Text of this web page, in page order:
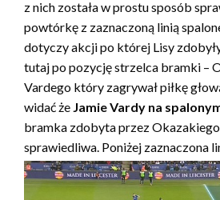
z nich została w prostu sposób
powtórkę z zaznaczoną linią
dotyczy akcji po której Lisy
tutaj po pozycję strzelca bramki –
Vardego który zagrywał piłkę
widać że Jamie Vardy na
bramka zdobyta przez
sprawiedliwa. Poniżej zaznaczona